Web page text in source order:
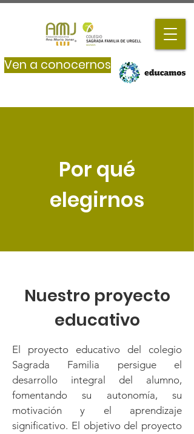
Ven a conocernos
Por qué
elegirnos
Nuestro proyecto
educativo
El proyecto educativo del colegio
Sagrada Familia persigue el
desarrollo integral del alumno,
fomentando su autonomía, su
motivación y el aprendizaje
significativo. El objetivo del proyecto